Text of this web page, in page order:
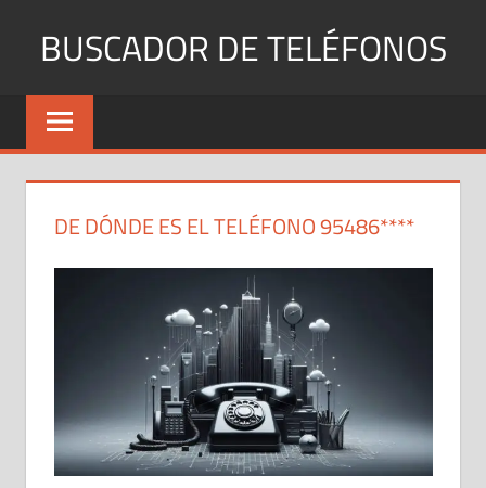
BUSCADOR DE TELÉFONOS
Identifica
Números
y
DE DÓNDE ES EL TELÉFONO 95486****